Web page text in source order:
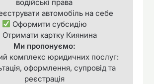
водійські права
автомобіль на себе
Оформити субсидію
Отримати картку Киянина
Ми пропонуємо:
комплекс юридичних послуг:
оформлення, супровід та
реєстрація